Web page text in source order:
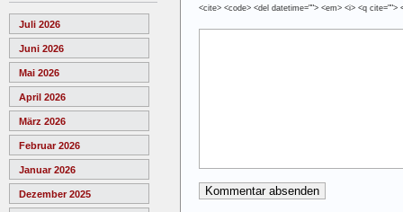
Juli 2026
Juni 2026
Mai 2026
April 2026
März 2026
Februar 2026
Januar 2026
Dezember 2025
<cite> <code> <del datetime=""> <em> <i> <q cite="">